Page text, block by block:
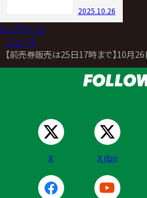
2025.10.26
トップページ
ニュース
【前売券販売は25日17時まで】10月
X X (En)